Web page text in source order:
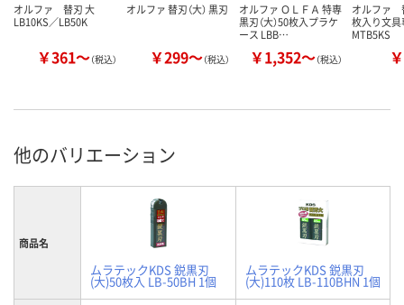
オルファ 替刃 大
LB10KS／LB50K
￥361～（税込）
オルファ 替刃（大） 黒刃
￥299～（税込）
オルファ ＯＬＦＡ 特専
黒刃（大）50枚入プラケ
ース LBB…
￥1,352～（税込）
オルファ
枚入り文
MTB5KS
他のバリエーション
商品名
ムラテックKDS 鋭黒刃
(大)50枚入 LB-50BH 1個
ムラテックKDS 鋭黒刃
(大)110枚 LB-110BHN 1個